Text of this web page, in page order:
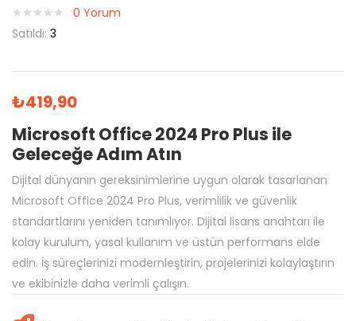
0 Yorum
Satıldı: 3
₺419,90
Microsoft Office 2024 Pro Plus ile
Geleceğe Adım Atın
Dijital dünyanın gereksinimlerine uygun olarak tasarlanan
Microsoft Office 2024 Pro Plus, verimlilik ve güvenlik
standartlarını yeniden tanımlıyor. Dijital lisans anahtarı ile
kolay kurulum, yasal kullanım ve üstün performans elde
edin. İş süreçlerinizi modernleştirin, projelerinizi kolaylaştırın
ve ekibinizle daha verimli çalışın.